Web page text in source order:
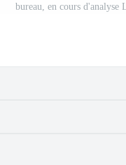
bureau, en cours d'analyse